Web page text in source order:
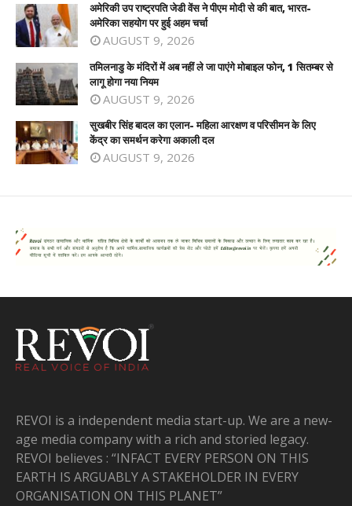
अमेरिकी उप राष्ट्रपति जेडी वेंस ने पीएम मोदी से की बात, भारत-
अमेरिका सहयोग पर हुई अहम चर्चा
AUGUST 9, 2026
तमिलनाडु के मंदिरों में अब नहीं ले जा पाएंगे मोबाइल फोन, 1 सितम्बर से
लागू होगा नया नियम
AUGUST 9, 2026
सुखबीर सिंह बादल का एलान- महिला आरक्षण व परिसीमन के लिए
केंद्र का समर्थन करेगा अकाली दल
AUGUST 9, 2026
REVOI is a independent media start-up. We are a new-
age media company with a rich and storied legacy.
REVOI believes : “INFACT EVERY PERSON ON THIS
EARTH IS ARGUABLY A STAKEHOLDER IN EVERY
ORGANISATION ON THIS PLANET”